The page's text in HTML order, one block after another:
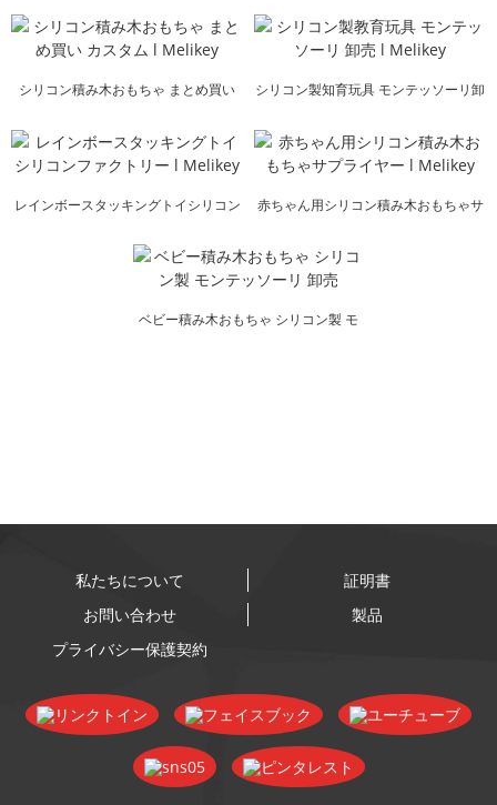
シリコン積み木おもちゃ まとめ買い
シリコン製知育玩具 モンテッソーリ卸
レインボースタッキングトイシリコン
赤ちゃん用シリコン積み木おもちゃサ
ベビー積み木おもちゃ シリコン製 モ
私たちについて
証明書
お問い合わせ
製品
プライバシー保護契約